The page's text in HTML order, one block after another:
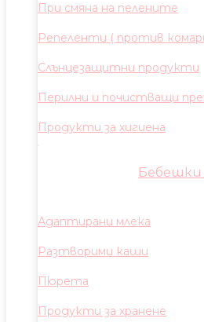
При смяна на пелените
Репеленти ( против
Слънцезащитни продукти
Перилни и почистващи
Продукти за хигиена
Бебешки
Адаптирани млека
Разтворими каши
Пюрета
Продукти за хранене